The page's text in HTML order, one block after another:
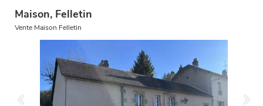
Maison, Felletin
Vente Maison Felletin